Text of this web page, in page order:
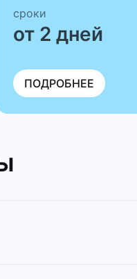
сроки
от 2 дней
ПОДРОБНЕЕ